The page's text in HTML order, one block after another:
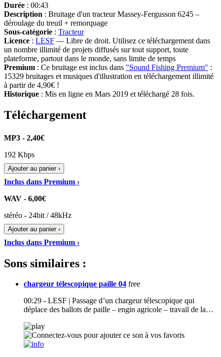
Durée : 00:43
Description : Bruitage d'un tracteur Massey-Fergusson 6245 –
déroulage du treuil + remorquage
Sous-catégorie : Tracteur
Licence : LESF — Libre de droit. Utilisez ce téléchargement dans
un nombre illimité de projets diffusés sur tout support, toute
plateforme, partout dans le monde, sans limite de temps
Premium : Ce bruitage est inclus dans "Sound Fishing Premium" :
15329 bruitages et musiques d'illustration en téléchargement illimité
à partir de 4,90€ !
Historique : Mis en ligne en Mars 2019 et téléchargé 28 fois.
Téléchargement
MP3 - 2,40€
192 Kbps
Ajouter au panier ›
Inclus dans Premium ›
WAV - 6,00€
stéréo - 24bit / 48kHz
Ajouter au panier ›
Inclus dans Premium ›
Sons similaires :
chargeur télescopique paille 04 free
00:29 - LESF | Passage d’un chargeur télescopique qui
déplace des ballots de paille – engin agricole – travail de la…